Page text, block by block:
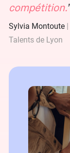
compétition.
Sylvia Montoute
Talents de Lyon